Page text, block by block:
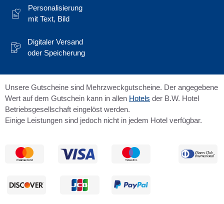
Personalisierung
mit Text, Bild
Digitaler Versand
oder Speicherung
Unsere Gutscheine sind Mehrzweckgutscheine. Der angegebene
Wert auf dem Gutschein kann in allen Hotels der B.W. Hotel
Betriebsgesellschaft eingelöst werden.
Einige Leistungen sind jedoch nicht in jedem Hotel verfügbar.